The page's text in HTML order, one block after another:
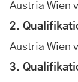
Austria Wien
2.
Austria Wien
3.